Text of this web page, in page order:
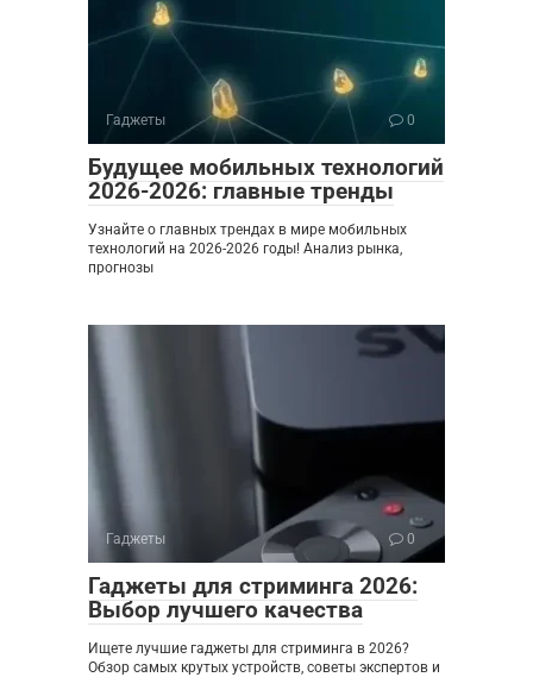
Гаджеты 0
Будущее мобильных технологий
2026-2026: главные тренды
Узнайте о главных трендах в мире мобильных
технологий на 2026-2026 годы! Анализ рынка,
прогнозы
Гаджеты 0
Гаджеты для стриминга 2026:
Выбор лучшего качества
Ищете лучшие гаджеты для стриминга в 2026?
Обзор самых крутых устройств, советы экспертов и